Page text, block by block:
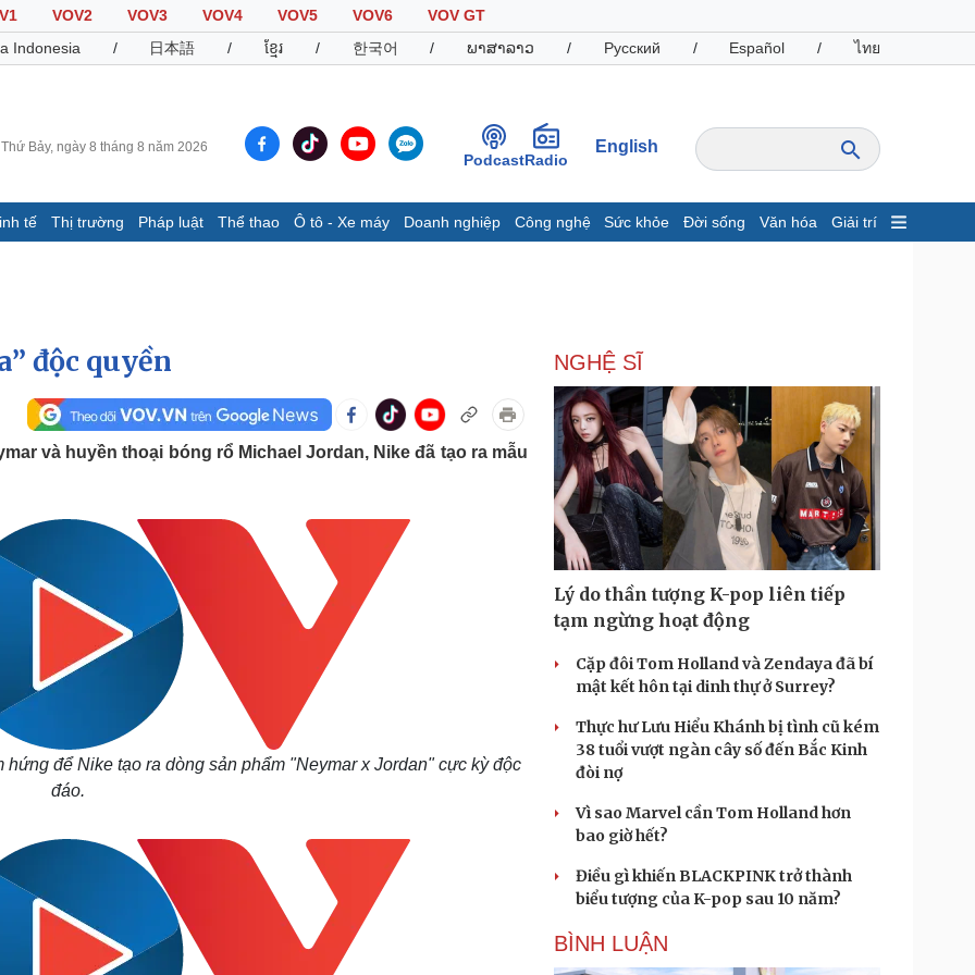
VOV2 VOV3 VOV4 VOV5 VOV6
VOV GT
Indonesia / 日本語 / ខ្មែរ / 한국어 / ພາສາລາວ / Русский / Español / ไทย
Thứ Bảy, ngày 8 tháng 8 năm 2026
PodcastRadio
English
tế Thị trường Pháp luật Thể thao Ô tô - Xe máy Doanh nghiệp Công nghệ Sức khỏe Đời sống Văn hóa Giải trí
Giá cà phê
Thể thao
Thế giới thể thao
Ô tô - Xe máy
Tư vấn
Doanh nghiệp
Thông tin doanh nghiệp
Doanh nghiệp 24h
Doanh nhân
Vì cộng đồng
Công nghệ
Sành điệu
Tin Công nghệ
Trải nghiệm
Chuyển đổi số
Văn hóa
Sân khấu - Điện ảnh
Văn học
Âm nhạc
Giải trí
Nghệ sĩ
Thời trang
Sao Việt
Podcast
Câu chuyện thời sự
Đọc truyện đêm khuya
Cửa sổ tình yêu
Hạt giống tâm hồn
độc quyền
và huyền thoại bóng rổ Michael Jordan, Nike đã tạo ra mẫu
để Nike tạo ra dòng sản phẩm "Neymar x Jordan" cực kỳ độc
đáo.
NGHỆ SĨ
Lý do thần tượng K-pop liên tiếp
tạm ngừng hoạt động
Cặp đôi Tom Holland và Zendaya đã bí
mật kết hôn tại dinh thự ở Surrey?
Thực hư Lưu Hiểu Khánh bị tình cũ kém
38 tuổi vượt ngàn cây số đến Bắc Kinh
đòi nợ
Vì sao Marvel cần Tom Holland hơn
bao giờ hết?
Điều gì khiến BLACKPINK trở thành
biểu tượng của K-pop sau 10 năm?
BÌNH LUẬN